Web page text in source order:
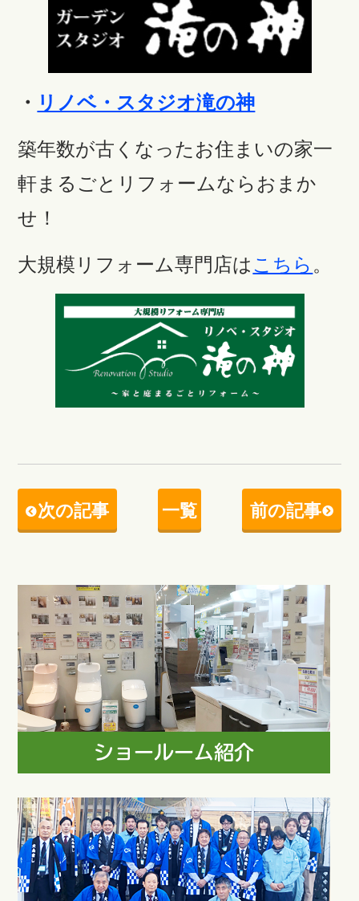
・ リノベ・スタジオ滝の神
築年数が古くなったお住まいの家一
軒まるごとリフォームならおまか
せ！
大規模リフォーム専門店はこちら 。
次の記事 一覧 前の記事